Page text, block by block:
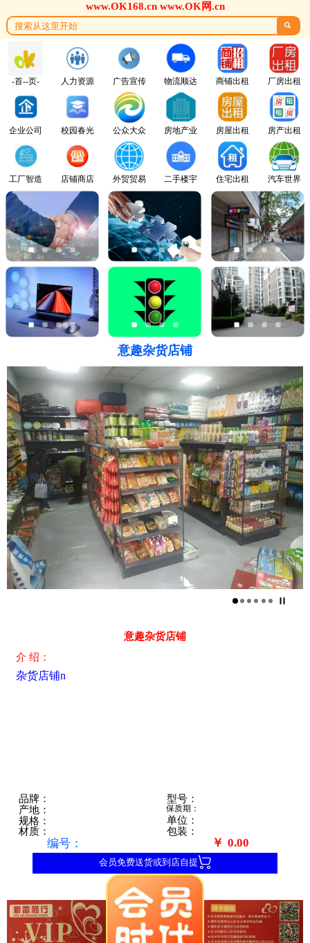
www.OK168.cn www.OK网.cn

-首--页-
企业公司
工厂智造
人力资源
校园春光
店铺商店
广告宣传
公众大众
外贸贸易
物流顺达
房地产业
二手楼宇
商铺出租
房屋出租
住宅出租
厂房出租
房产出租
汽车世界
意趣杂货店铺
意趣杂货店铺
介 绍：
杂货店铺n
品牌：
型号：
产地：
保质期：
规格：
单位：
材质：
包装：
编号： ￥ 0.00
会员免费送货或到店自提 